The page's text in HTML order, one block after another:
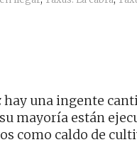
hay una ingente
mayoría están
como caldo de